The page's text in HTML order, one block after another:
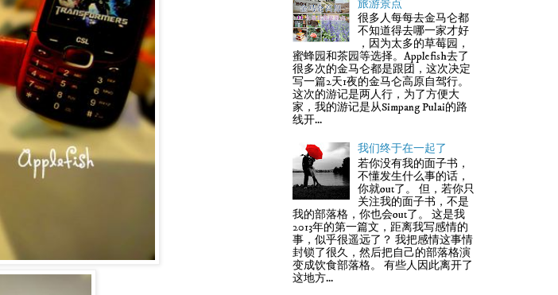
旅游景点
很多人每每去金马仑都
不知道得去哪一家才好
，因为太多的草莓园，
蜜蜂园和茶园等选择。Applefish去了
很多次的金马仑都是跟团，这次决定
写一篇2天1夜的金马仑高原自驾行。
这次的游记是两人行，为了方便大
家，我的游记是从Simpang Pulai的路
线开...
我们终于在一起了
若你没有我的面子书，
不懂发生什么事的话，
你就out了。 但，若你只
关注我的面子书，不是
我的部落格，你也会out了。 这是我
2013年的第一篇文，距离我写感情的
事，似乎很遥远了？ 我把感情这事情
封锁了很久，然后把自己的部落格演
变成饮食部落格。 有些人因此离开了
这地方...